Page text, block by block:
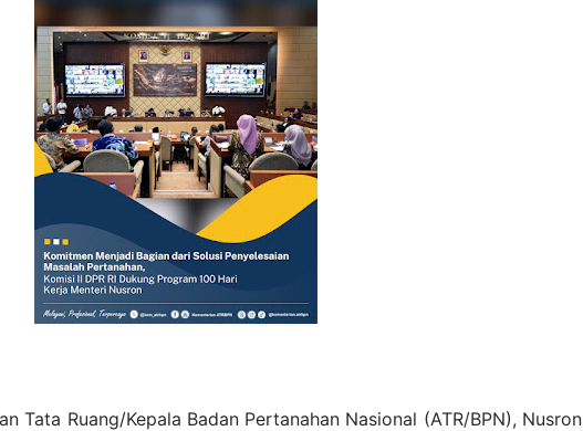
Tata Ruang/Kepala Badan Pertanahan Nasional (ATR/BPN), Nusron